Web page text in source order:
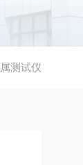
测试仪